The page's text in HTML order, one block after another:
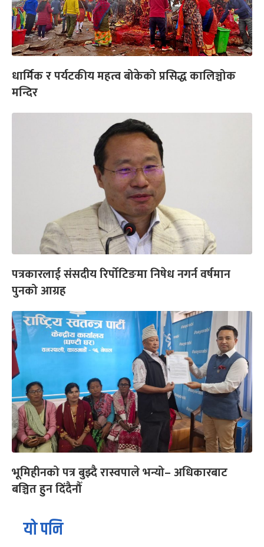
धार्मिक र पर्यटकीय महत्व बोकेको प्रसिद्ध कालिञ्चोक
मन्दिर
पत्रकारलाई संसदीय रिर्पोटिङमा निषेध नगर्न वर्षमान
पुनको आग्रह
भूमिहीनको पत्र बुझ्दै रास्वपाले भन्यो– अधिकारबाट
बञ्चित हुन दिंदैनौँ
यो पनि